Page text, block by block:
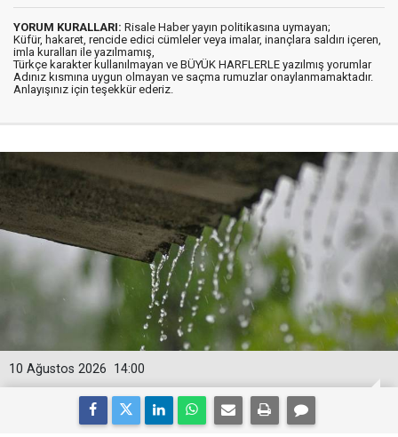
YORUM KURALLARI: Risale Haber yayın politikasına uymayan;
Küfür, hakaret, rencide edici cümleler veya imalar, inançlara saldırı içeren,
imla kuralları ile yazılmamış,
Türkçe karakter kullanılmayan ve BÜYÜK HARFLERLE yazılmış yorumlar
Adınız kısmına uygun olmayan ve saçma rumuzlar onaylanmamaktadır.
Anlayışınız için teşekkür ederiz.
14:00
10 Ağustos 2026